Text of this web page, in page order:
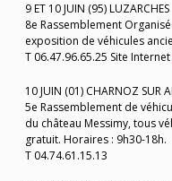
9 ET 10 JUIN (95) LUZARCHES
8e Rassemblement
exposition de véhicules
T 06.47.96.65.25 Site Internet
10 JUIN (01) CHARNOZ SUR
5e Rassemblement de
du château Messimy, tous
gratuit. Horaires : 9h30-18h.
T 04.74.61.15.13